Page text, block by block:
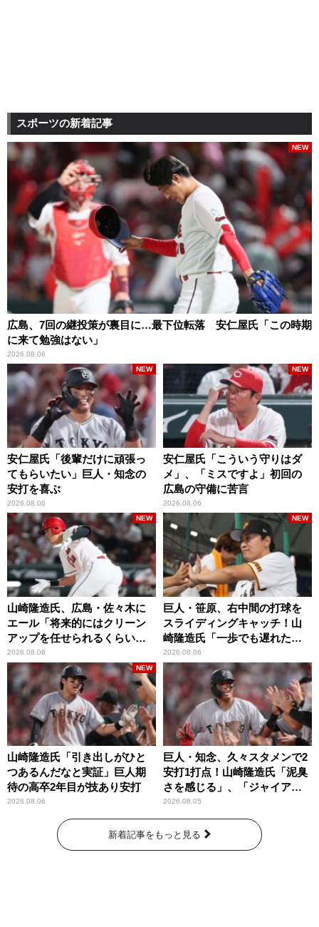
スポーツの新着記事
広島、7回の継投策が裏目に…最下位転落 安仁屋氏「この時期
に来て勉強はない」
2026.08.06
NEW
安仁屋氏「後輩だけに頑張っ
てもらいたい」巨人・知念の
安打を喜ぶ
2026.08.06
NEW
安仁屋氏「こういう守りはダ
メ」、「ミスですよ」初回の
広島の守備に苦言
2026.08.06
NEW
山崎隆造氏、広島・佐々木に
エール「将来的にはクリーン
アップを任せられるくらいま
では成長して」
2026.08.06
NEW
巨人・笹原、右中間の打球を
スライディングキャッチ！山
崎隆造氏「一歩でも遅れた
ら…」
2026.08.06
NEW
山崎隆造氏「引き出しがひと
つあるんだなと実証」巨人期
待の高卒2年目が技あり安打
2026.08.06
NEW
巨人・知念、久々スタメンで2
安打1打点！山崎隆造氏「泥臭
さを感じる」、「ジャイアン
ツには少ないタイプ」
2026.08.05
新着記事をもっと見る